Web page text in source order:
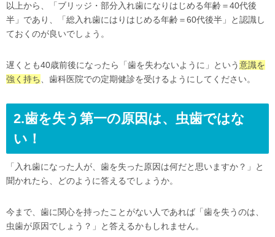
以上から、「ブリッジ・部分入れ歯になりはじめる年齢＝40代後
半」であり、「総入れ歯にはりはじめる年齢＝60代後半」と認識し
ておくのが良いでしょう。
遅くとも40歳前後になったら「歯を失わないように」という意識を
強く持ち、歯科医院での定期健診を受けるようにしてください。
2.歯を失う第一の原因は、虫歯ではな
い！
「入れ歯になった人が、歯を失った原因は何だと思いますか？」と
聞かれたら、どのように答えるでしょうか。
今まで、歯に関心を持ったことがない人であれば「歯を失うのは、
虫歯が原因でしょう？」と答えるかもしれません。